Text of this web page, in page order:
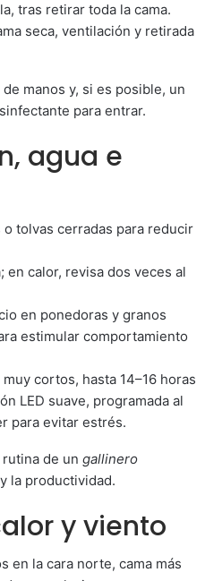
tras retirar toda la cama.
seca, ventilación y retirada
manos y, si es posible, un
para entrar.
agua e
tolvas cerradas para reducir
en calor, revisa dos veces al
en ponedoras y granos
estimular comportamiento
cortos, hasta 14–16 horas
LED suave, programada al
para evitar estrés.
de un gallinero
la productividad.
y viento
en la cara norte, cama más